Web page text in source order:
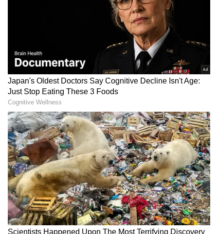
வைக்கப்படும் என எதிர்பார்க்கப்படுவதால்,
பயனாளிகள் பலரும் தங்களின் வங்கி
கணக்கு மற்றும் விண்ணப்ப நிலையை
ஆர்வத்துடன் கவனித்து வருகின்றனர்.
ஏசியாநெட் தமிழ்-ஐ உங்கள் முதன்மைத்